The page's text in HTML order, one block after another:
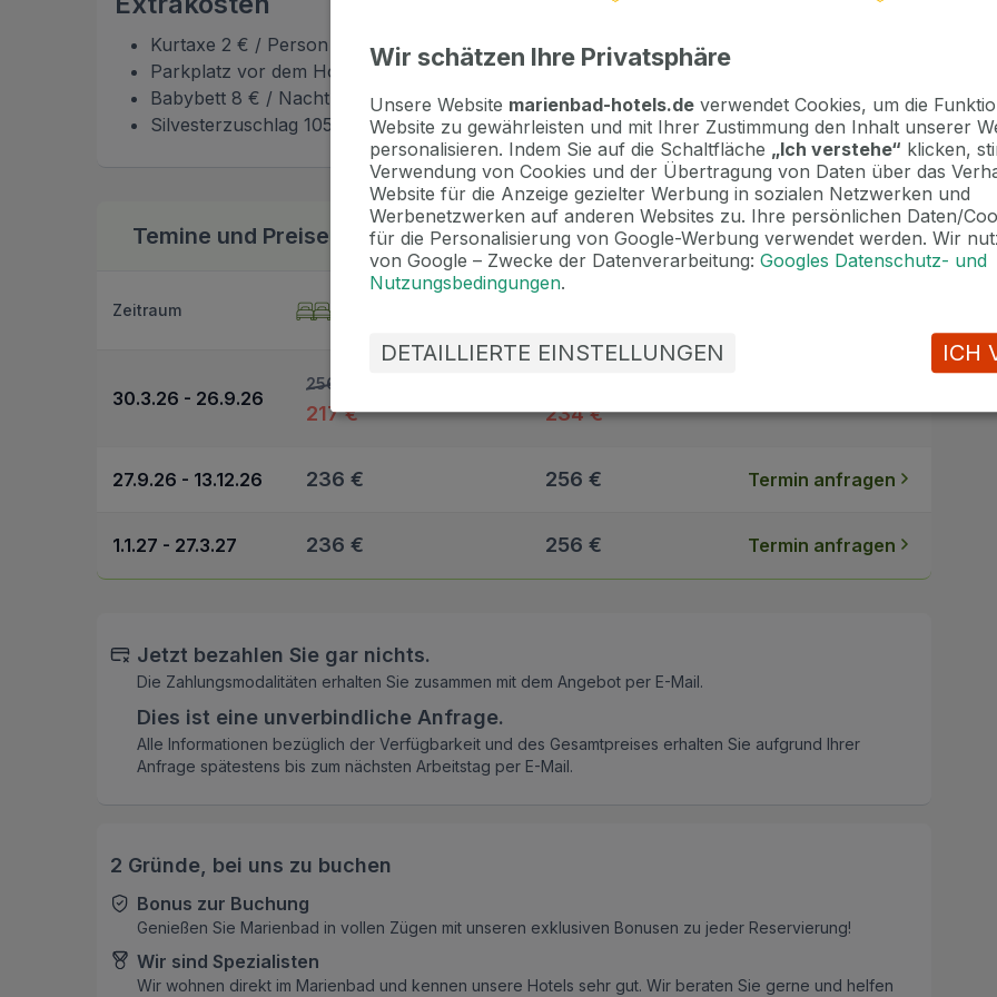
Kurtaxe 2 € / Person / Nacht
Parkplatz vor dem Hotel 10 € / Nacht
Babybett 8 € / Nacht
Silvesterzuschlag 105 € / Person
Temine und Preise Bonus zur Buchung
Zeitraum
Preis pro Person
30.3.26 - 26.9.26
256 €
217 € 234 €
27.9.26 - 13.12.26 236 € 256 € Termin anfragen
1.1.27 - 27.3.27 236 € 256 € Termin anfragen
Jetzt bezahlen Sie gar nichts.
Die Zahlungsmodalitäten erhalten Sie zusammen mit dem Angebot per E-Mail.
Dies ist eine unverbindliche Anfrage.
Alle Informationen bezüglich der Verfügbarkeit und des Gesamtpreises erhalten Sie aufgrund Ihrer
Anfrage spätestens bis zum nächsten Arbeitstag per E-Mail.
2 Gründe, bei uns zu buchen
Bonus zur Buchung
Genießen Sie Marienbad in vollen Zügen mit unseren exklusiven Bonusen zu jeder Reservierung!
Wir sind Spezialisten
Wir wohnen direkt im Marienbad und kennen unsere Hotels sehr gut. Wir beraten Sie gerne und helfen
Wir schätzen Ihre Privatsphäre
Unsere Website marienbad-hotels.de verwendet Cookies, um die
Website zu gewährleisten und mit Ihrer Zustimmung den Inhalt unserer
personalisieren. Indem Sie auf die Schaltfläche „Ich verstehe“ klicken,
Verwendung von Cookies und der Übertragung von Daten über das
Website für die Anzeige gezielter Werbung in sozialen Netzwerken und
Werbenetzwerken auf anderen Websites zu. Ihre persönlichen Daten/
für die Personalisierung von Google-Werbung verwendet werden. Wir
von Google – Zwecke der Datenverarbeitung: Googles Datenschutz- und
Nutzungsbedingungen.
DETAILLIERTE EINSTELLUNGEN ICH